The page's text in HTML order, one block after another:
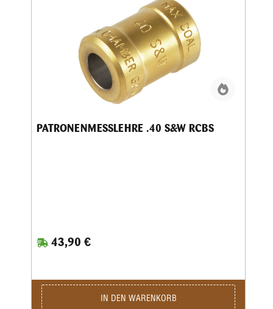
PATRONENMESSLEHRE .40 S&W RCBS
43,90 €
IN DEN WARENKORB